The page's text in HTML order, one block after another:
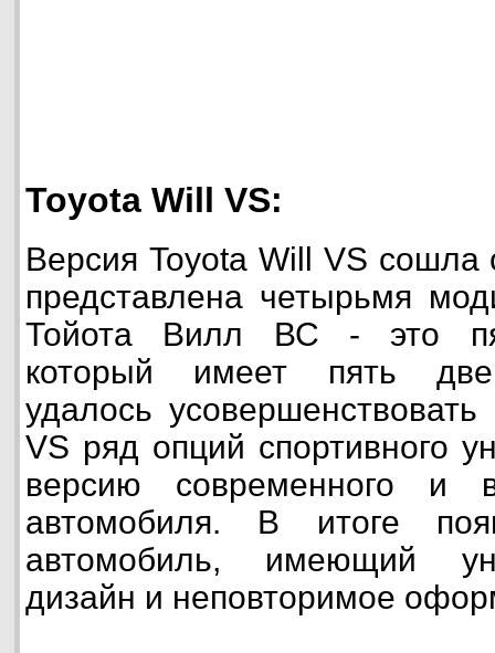
Toyota Will VS:
Версия Toyota Will VS сошла
представлена четырьмя
Тойота Вилл ВС - это
который имеет пять
удалось
VS ряд опций спортивного
версию современного и
автомобиля. В итоге
автомобиль, имеющий
дизайн и неповторимое